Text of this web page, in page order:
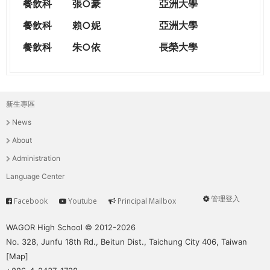
餐飲科 張○豪
亞洲大學
餐飲科
賴○妮
亞洲大學
餐飲科
朱○依 長榮大學
主
選
單
新生專區
News
About
Administration
Language Center
User
管理登入
Service
Facebook Youtube Principal Mailbox
WAGOR High School © 2012-2026
No. 328, Junfu 18th Rd., Beitun Dist., Taichung City 406, Taiwan
[Map]